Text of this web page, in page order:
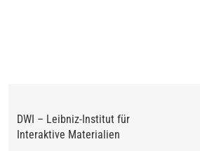
DWI – Leibniz-Institut für
Interaktive Materialien